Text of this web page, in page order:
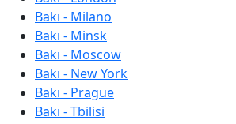
Bakı - Milano
Bakı - Minsk
Bakı - Moscow
Bakı - New York
Bakı - Prague
Bakı - Tbilisi